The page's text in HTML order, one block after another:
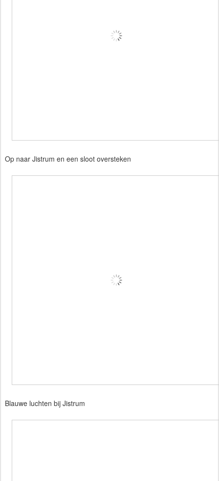
Op naar Jistrum en een sloot oversteken
Blauwe luchten bij Jistrum